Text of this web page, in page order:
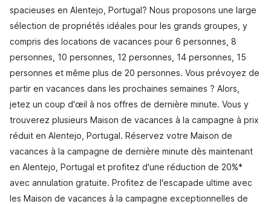
spacieuses en Alentejo, Portugal? Nous proposons une large
sélection de propriétés idéales pour les grands groupes, y
compris des locations de vacances pour 6 personnes, 8
personnes, 10 personnes, 12 personnes, 14 personnes, 15
personnes et même plus de 20 personnes. Vous prévoyez de
partir en vacances dans les prochaines semaines ? Alors,
jetez un coup d'œil à nos offres de dernière minute. Vous y
trouverez plusieurs Maison de vacances à la campagne à prix
réduit en Alentejo, Portugal. Réservez votre Maison de
vacances à la campagne de dernière minute dès maintenant
en Alentejo, Portugal et profitez d'une réduction de 20%*
avec annulation gratuite. Profitez de l'escapade ultime avec
les Maison de vacances à la campagne exceptionnelles de